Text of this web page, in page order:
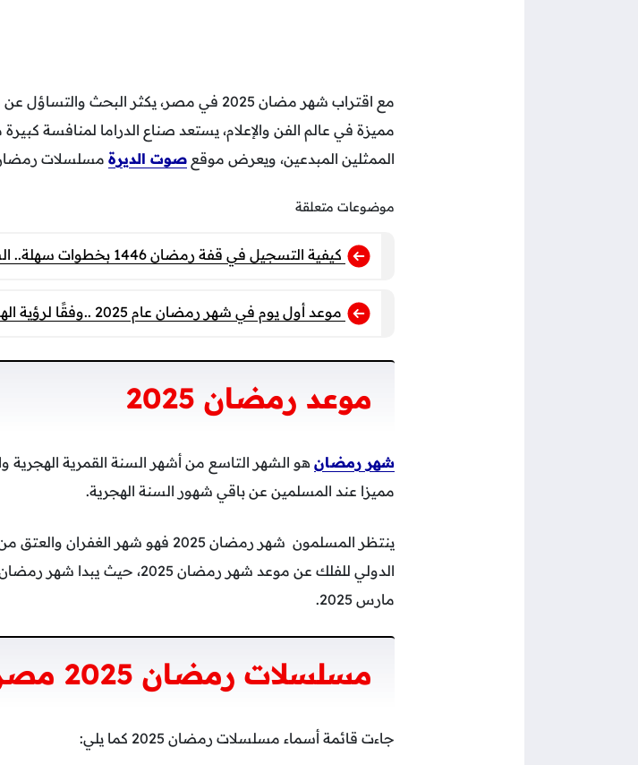
مميزة في عالم الفن والإعلام، يستعد صناع الدراما لمنافسة
الممثلين المبدعين، ويعرض موقع صوت الديرة مسلسلات رمضان 2025 مصر وموعد رمضان
موضوعات متعلقة
كيفية التسجيل في قفة رمضان 1446 بخطوات سهلة.. الشروط والأواق المطلوبة والفئات المستحقة للدعم
موعد أول يوم في شهر رمضان عام 2025 ..وفقًا لرؤية الهلال
موعد رمضان 2025
شهر رمضان هو الشهر التاسع من أشهر السنة القمرية
مميزا عند المسلمين عن باقي شهور السنة الهجرية.
ينتظر المسلمون شهر رمضان 2025 فهو
مارس 2025.
مسلسلات رمضان 2025 مصر
جاءت قائمة أسماء مسلسلات رمضان 2025 كما يلي: